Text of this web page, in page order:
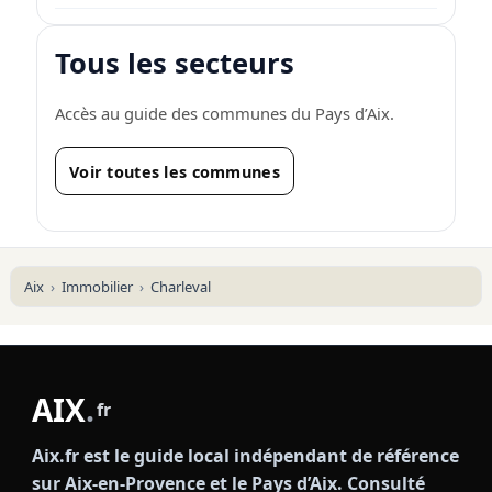
Tous les secteurs
Accès au guide des communes du Pays d’Aix.
Voir toutes les communes
Aix Immobilier Charleval
AIX.fr
Aix.fr est le guide local indépendant de référence
sur Aix-en-Provence et le Pays d’Aix. Consulté